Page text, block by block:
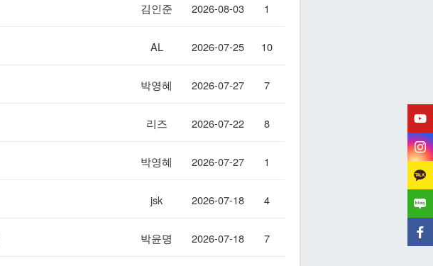
김인준 2026-08-03 1
AL 2026-07-25 10
박영혜 2026-07-27 7
리즈 2026-07-22 8
박영혜 2026-07-27 1
jsk 2026-07-18 4
박윤명 2026-07-18 7